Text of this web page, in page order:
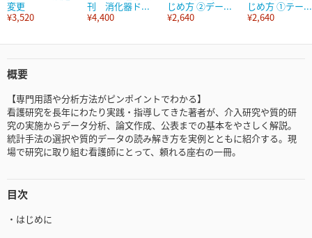
変更
¥3,520
刊 消化器ド...
¥4,400
じめ方 ②デー...
¥2,640
じめ方 ①テー...
¥2,640
概要
【専門用語や分析方法がピンポイントでわかる】
看護研究を長年にわたり実践・指導してきた著者が、介入研究や質的研
究の実施からデータ分析、論文作成、公表までの基本をやさしく解説。
統計手法の選択や質的データの読み解き方を実例とともに紹介する。現
場で研究に取り組む看護師にとって、頼れる座右の一冊。
目次
・はじめに